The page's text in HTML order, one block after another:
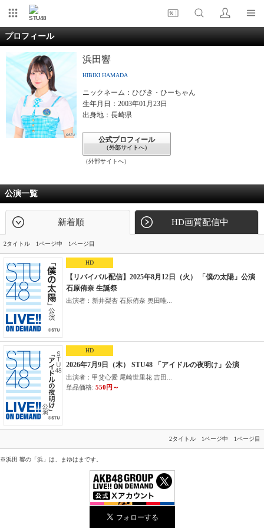
STU48
プロフィール
浜田響
HIBIKI HAMADA
ニックネーム：ひびき・ひーちゃん
生年月日：2003年01月23日
出身地：長崎県
公式プロフィール
（外部サイトへ）
（外部サイトへ）
公演一覧
新着順 HD画質配信中
2タイトル 1ページ中 1ページ目
HD
【リバイバル配信】2025年8月12日（火） 「僕の太陽」公演
石原侑奈 生誕祭
出演者：新井梨杏 石原侑奈 奥田唯...
HD
2026年7月9日（木） STU48 「アイドルの夜明け」公演
出演者：甲斐心愛 尾崎世里花 吉田...
単品価格: 550円～
2タイトル 1ページ中 1ページ目
※浜田 響の「浜」は、まゆはまです。